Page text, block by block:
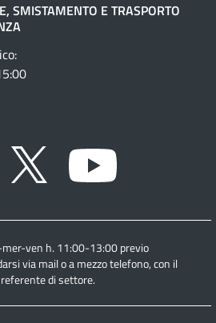
SMISTAMENTO E TRASPORTO
Instagram Twitter
mer-ven h. 11:00-13:00 previo
via mail o a mezzo telefono, con il
di settore.